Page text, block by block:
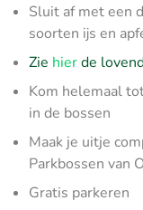
Sluit af met een
soorten ijs en
Zie hierde
Kom helemaal
in de bossen
Maak je uitje
Parkbossen van
Gratis parkeren